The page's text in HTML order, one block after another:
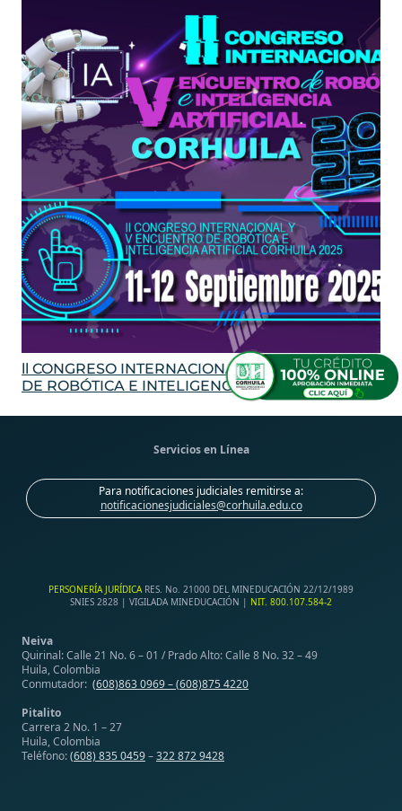
ll CONGRESO INTERNACIONAL Y V ENCUENTRO
DE ROBÓTICA E INTELIGENCIA ARTIFICIAL
Servicios en Línea
Para notificaciones judiciales remitirse a:
notificacionesjudiciales@corhuila.edu.co
PERSONERÍA JURÍDICARES. No. 21000 DEL MINEDUCACIÓN 22/12/1989
SNIES 2828 | VIGILADA MINEDUCACIÓN | NIT. 800.107.584-2
Neiva
Quirinal: Calle 21 No. 6 – 01 / Prado Alto: Calle 8 No. 32 – 49
Huila, Colombia
Conmutador: (608)863 0969 –(608)875 4220
Pitalito
Carrera 2 No. 1 – 27
Huila, Colombia
Teléfono:(608) 835 0459–322 872 9428